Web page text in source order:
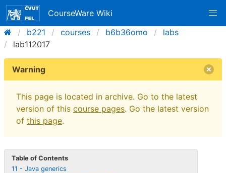
CourseWare Wiki
b221
courses b6b36omo
labs
lab112017
Warning
This page is located in archive. Go to the latest
version of this course pages. Go the latest version
of this page.
Table of Contents
11 - Java generics